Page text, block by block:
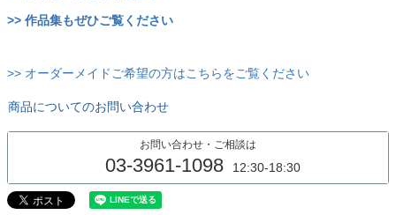
>> 作品集もぜひご覧ください
>> オーダーメイドご希望の方はこちらをご覧ください
商品についてのお問い合わせ
お問い合わせ・ご相談は
03-3961-1098 12:30-18:30